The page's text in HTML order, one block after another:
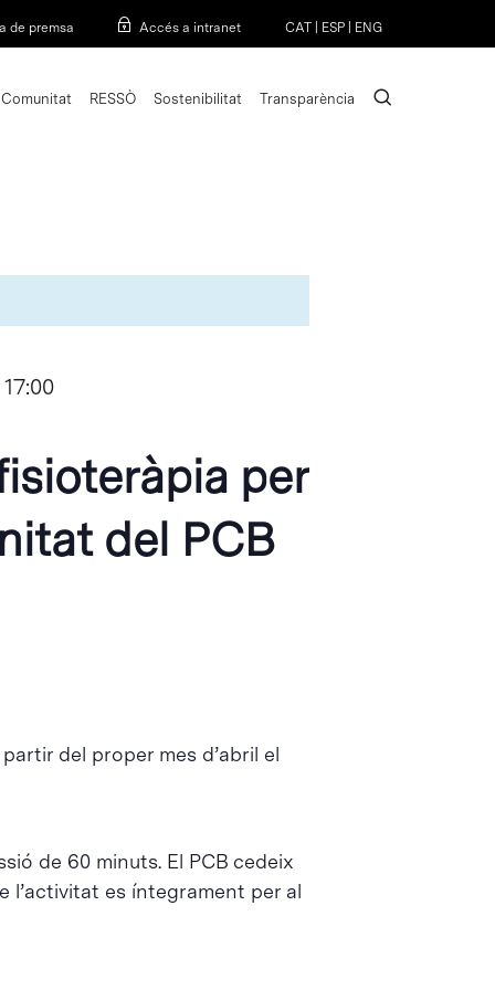
de premsa Accés a intranet CAT ESP ENG
Comunitat RESSÒ Sostenibilitat Transparència search
17:00
per
del PCB
del proper mes d’abril el
de 60 minuts. El PCB cedeix
l’activitat es íntegrament per al